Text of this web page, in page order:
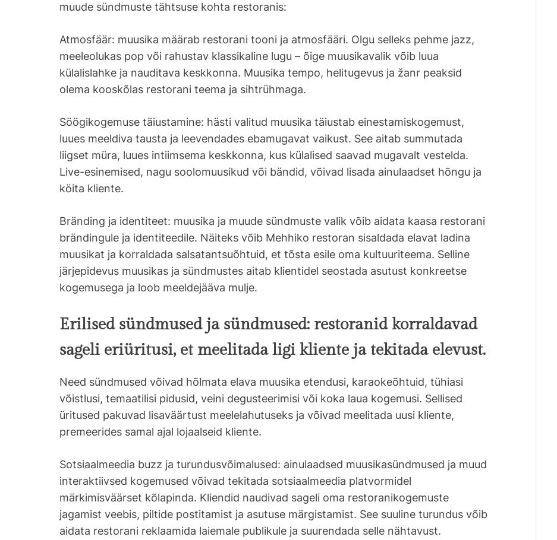
muude sündmuste tähtsuse kohta restoranis:
Atmosfäär: muusika määrab restorani tooni ja atmosfääri. Olgu selleks pehme jazz,
meeleolukas pop või rahustav klassikaline lugu – õige muusikavalik võib luua
külalislahke ja nauditava keskkonna. Muusika tempo, helitugevus ja žanr peaksid
olema kooskõlas restorani teema ja sihtrühmaga.
Söögikogemuse täiustamine: hästi valitud muusika täiustab einestamiskogemust,
luues meeldiva tausta ja leevendades ebamugavat vaikust. See aitab summutada
liigset müra, luues intiimsema keskkonna, kus külalised saavad mugavalt vestelda.
Live-esinemised, nagu soolomuusikud või bändid, võivad lisada ainulaadset hõngu ja
köita kliente.
Bränding ja identiteet: muusika ja muude sündmuste valik võib aidata kaasa restorani
brändingule ja identiteedile. Näiteks võib Mehhiko restoran sisaldada elavat ladina
muusikat ja korraldada salsatantsuõhtuid, et tõsta esile oma kultuuriteema. Selline
järjepidevus muusikas ja sündmustes aitab klientidel seostada asutust konkreetse
kogemusega ja loob meeldejääva mulje.
Erilised sündmused ja sündmused: restoranid korraldavad
sageli eriüritusi, et meelitada ligi kliente ja tekitada elevust.
Need sündmused võivad hõlmata elava muusika etendusi, karaokeõhtuid, tühiasi
võistlusi, temaatilisi pidusid, veini degusteerimisi või koka laua kogemusi. Sellised
üritused pakuvad lisaväärtust meelelahutuseks ja võivad meelitada uusi kliente,
premeerides samal ajal lojaalseid kliente.
Sotsiaalmeedia buzz ja turundusvõimalused: ainulaadsed muusikasündmused ja muud
interaktiivsed kogemused võivad tekitada sotsiaalmeedia platvormidel
märkimisväärset kõlapinda. Kliendid naudivad sageli oma restoranikogemuste
jagamist veebis, piltide postitamist ja asutuse märgistamist. See suuline turundus võib
aidata restorani reklaamida laiemale publikule ja suurendada selle nähtavust.